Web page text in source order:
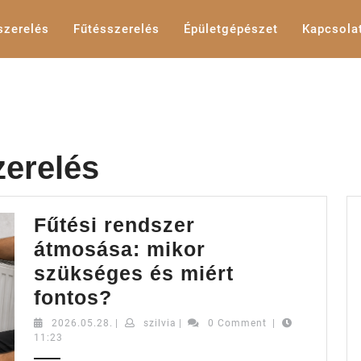
Fűtésszerelés Épületgépészet
Fűtési rendszer
átmosása: mikor
szükséges és miért
fontos?
rendszer
2026.05.28. 2026.05.28.
szilvia szilvia0 Comment
11:23